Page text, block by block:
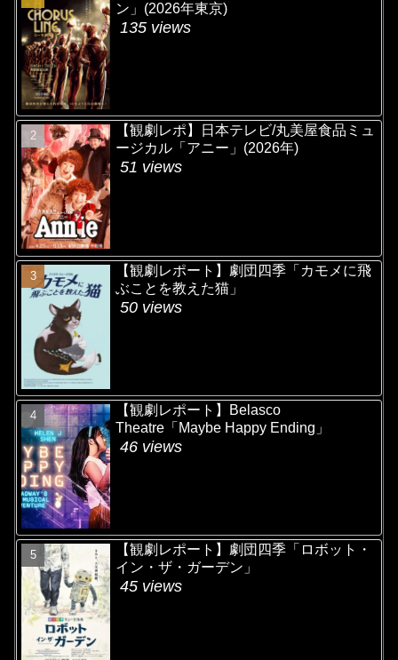
ン」(2026年東京)
135 views
【観劇レポ】日本テレビ/丸美屋食品ミュ
ージカル「アニー」(2026年)
51 views
【観劇レポート】劇団四季「カモメに飛
ぶことを教えた猫」
50 views
【観劇レポート】Belasco
Theatre「Maybe Happy Ending」
46 views
【観劇レポート】劇団四季「ロボット・
イン・ザ・ガーデン」
45 views